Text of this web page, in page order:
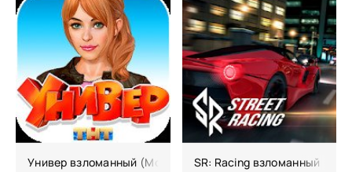
Универ взломанный (Мод много денег)SR: Racing взломанный